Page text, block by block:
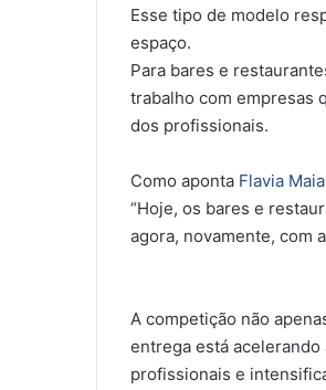
Esse tipo de modelo
espaço.
Para bares e
trabalho com empresas
dos profissionais.
Como aponta Flavia Maia
“Hoje, os bares e
agora, novamente, com
A competição não
entrega está
profissionais e